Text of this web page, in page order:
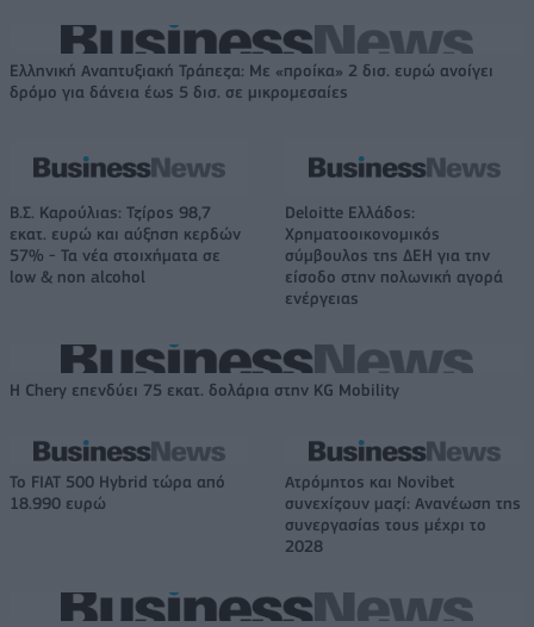
Ελληνική Αναπτυξιακή Τράπεζα: Με «προίκα» 2 δισ. ευρώ ανοίγει
δρόμο για δάνεια έως 5 δισ. σε μικρομεσαίες
Β.Σ. Καρούλιας: Τζίρος 98,7
εκατ. ευρώ και αύξηση κερδών
57% - Τα νέα στοιχήματα σε
low & non alcohol
Deloitte Ελλάδος:
Χρηματοοικονομικός
σύμβουλος της ΔΕΗ για την
είσοδο στην πολωνική αγορά
ενέργειας
Η Chery επενδύει 75 εκατ. δολάρια στην KG Mobility
Το FIAT 500 Hybrid τώρα από
18.990 ευρώ
Ατρόμητος και Novibet
συνεχίζουν μαζί: Ανανέωση της
συνεργασίας τους μέχρι το
2028